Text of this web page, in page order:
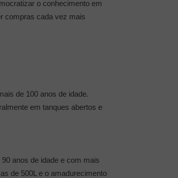
o conhecimento em
compras cada vez mais
de 100 anos de idade.
em tanques abertos e
anos de idade e com mais
de 500L e o amadurecimento